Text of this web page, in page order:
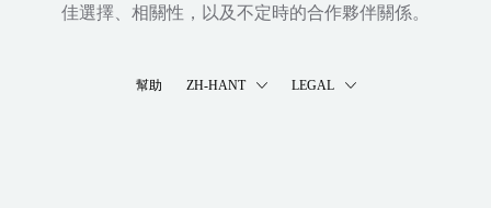
佳選擇、相關性，以及不定時的合作夥伴關係。
幫助 ZH-HANT LEGAL